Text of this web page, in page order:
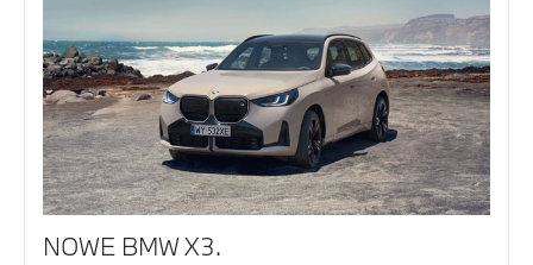
NOWE BMW X3.